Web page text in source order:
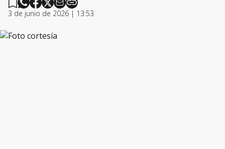
3 de junio de 2026 | 13:53